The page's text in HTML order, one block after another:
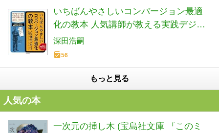
いちばんやさしいコンバージョン最適
化の教本 人気講師が教える実践デジタ
ルマーケティング
深田浩嗣
56
もっと見る
人気の本
一次元の挿し木 (宝島社文庫 『このミ